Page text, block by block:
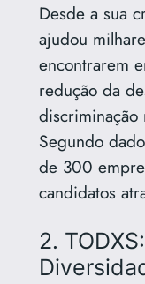
Desde a sua
ajudou
encontrarem
redução da
discriminação
Segundo
de 300
candidatos
2.